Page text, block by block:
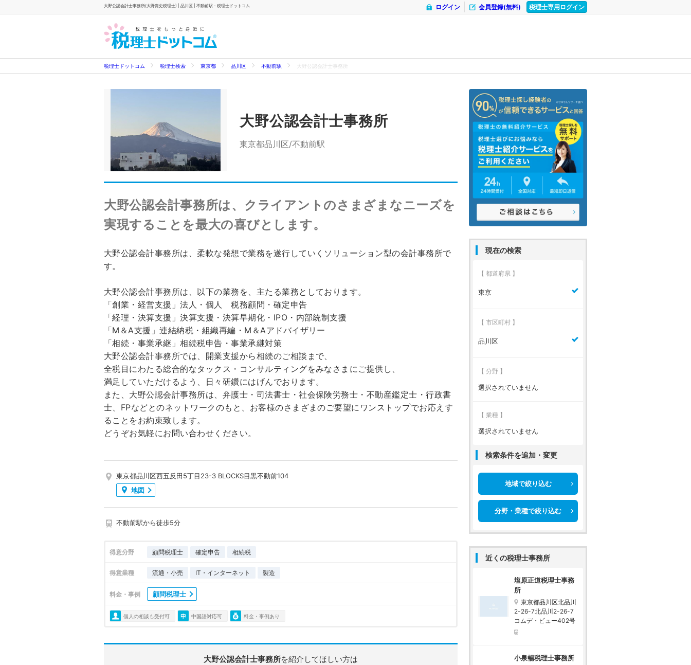
大野公認会計士事務所(大野貴史税理士) | 品川区 | 不動前駅 - 税理士ドットコム 税理士専用ログイン
会員登録(無料)
ログイン
税理士ドットコム 税理士検索 東京都 品川区 不動前駅 大野公認会計士事務所
現在の検索
【 都道府県 】
東京
【 市区町村 】
品川区
【 分野 】
選択されていません
【 業種 】
選択されていません
検索条件を追加・変更
地域で絞り込む
分野・業種で絞り込む
近くの税理士事務所
塩原正道税理士事務
所
東京都品川区北品川
2-26-7北品川2-26-7
コムデ・ビュー402号
小泉暢税理士事務所
大野公認会計士事務所
東京都品川区/不動前駅
大野公認会計事務所は、クライアントのさまざまなニーズを
実現することを最大の喜びとします。
大野公認会計事務所は、柔軟な発想で業務を遂行していくソリューション型の会計事務所で
す。
大野公認会計事務所は、以下の業務を、主たる業務としております。
「創業・経営支援」法人・個人 税務顧問・確定申告
「経理・決算支援」決算支援・決算早期化・IPO・内部統制支援
「M＆A支援」連結納税・組織再編・M＆Aアドバイザリー
「相続・事業承継」相続税申告・事業承継対策
大野公認会計事務所では、開業支援から相続のご相談まで、
全税目にわたる総合的なタックス・コンサルティングをみなさまにご提供し、
満足していただけるよう、日々研鑽にはげんでおります。
また、大野公認会計事務所は、弁護士・司法書士・社会保険労務士・不動産鑑定士・行政書
士、FPなどとのネットワークのもと、お客様のさまざまのご要望にワンストップでお応えす
ることをお約束致します。
どうぞお気軽にお問い合わせください。
東京都品川区西五反田5丁目23-3 BLOCKS目黒不動前104
地図
不動前駅から徒歩5分
得意分野 顧問税理士 確定申告 相続税
得意業種 流通・小売 IT・インターネット 製造
料金・事例 顧問税理士
個人の相談も受付可 中国語対応可 料金・事例あり
大野公認会計士事務所を紹介してほしい方は